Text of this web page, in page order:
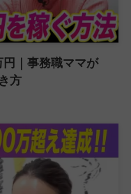
円｜事務職ママが
方